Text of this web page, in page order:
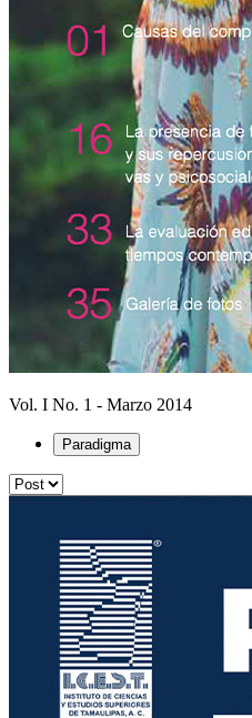
Vol. I No. 1 - Marzo 2014
Paradigma